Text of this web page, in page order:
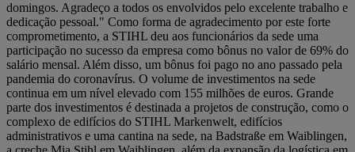
domingos. Agradeço a todos os envolvidos pelo excelente trabalho e
dedicação pessoal." Como forma de agradecimento por este forte
comprometimento, a STIHL deu aos funcionários da sede uma
participação no sucesso da empresa como bônus no valor de 69% do
salário mensal. Além disso, um bônus foi pago no ano passado pela
pandemia do coronavírus. O volume de investimentos na sede
continua em um nível elevado com 155 milhões de euros. Grande
parte dos investimentos é destinada a projetos de construção, como o
complexo de edifícios do STIHL Markenwelt, edifícios
administrativos e uma cantina na sede, na Badstraße em Waiblingen,